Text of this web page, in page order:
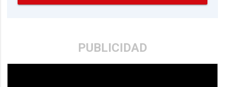
PUBLICIDAD